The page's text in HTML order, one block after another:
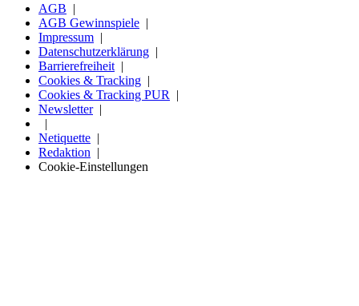
AGB
AGB Gewinnspiele
Impressum
Datenschutzerklärung
Barrierefreiheit
Cookies & Tracking
Cookies & Tracking PUR
Newsletter
Netiquette
Redaktion
Cookie-Einstellungen